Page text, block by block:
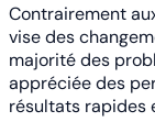
Contrairement
vise des
majorité des
appréciée des
résultats rapides